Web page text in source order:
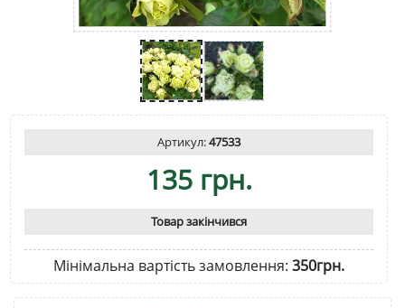
Артикул:47533
135 грн.
Товар закінчився
Мінімальна вартість замовлення: 350грн.